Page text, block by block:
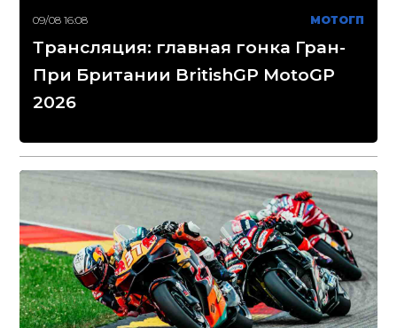
09/08 16:08 МОТОГП
Трансляция: главная гонка Гран-
При Британии BritishGP MotoGP
2026